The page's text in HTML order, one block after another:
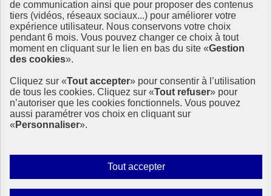
de communication ainsi que pour proposer des contenus
tiers (vidéos, réseaux sociaux...) pour améliorer votre
expérience utilisateur. Nous conservons votre choix
pendant 6 mois. Vous pouvez changer ce choix à tout
moment en cliquant sur le lien en bas du site «Gestion
des cookies».
Cliquez sur «Tout accepter» pour consentir à l’utilisation
de tous les cookies. Cliquez sur «Tout refuser» pour
n’autoriser que les cookies fonctionnels. Vous pouvez
aussi paramétrer vos choix en cliquant sur
« Personnaliser».
Tout accepterAutoriser
tous
Gouvernement
Ce site propose l’information de référence concernant l’Agenda
2030 et la feuille de route de la France. Il valorise la mobilisation de
tous les acteurs.
info.gouv.fr- ouvre une nouvelle fenêtre
service-public.fr - ouvre une nouvelle fenêtre
legifrance.gouv.fr- ouvre une nouvelle fenêtre
data.gouv.fr- ouvre une nouvelle fenêtre
Plan du site
Mentions légales